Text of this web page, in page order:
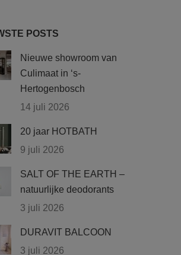
POSTS
Nieuwe showroom van
Culimaat in ‘s-
Hertogenbosch
14 juli 2026
20 jaar HOTBATH
9 juli 2026
SALT OF THE EARTH –
natuurlijke deodorants
3 juli 2026
DURAVIT BALCOON
3 juli 2026